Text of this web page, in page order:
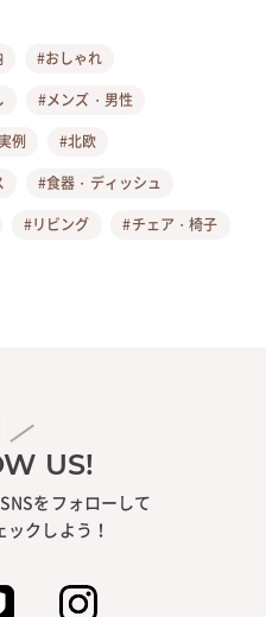
#おしゃれ
#メンズ・男性
例
#北欧
#食器・ディッシュ
#リビング
#チェア・椅子
US!
をフォローして
クしよう！